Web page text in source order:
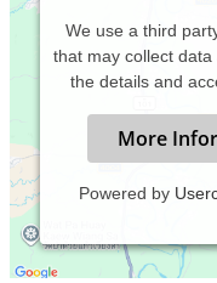
We use a third
that may collect
the details and
More
Powered by
Leistungsspektrum:
Psychologische